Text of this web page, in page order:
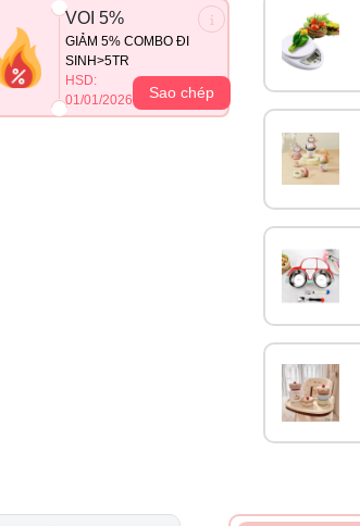
VOI 5%
GIẢM 5% COMBO ĐI
SINH>5TR
HSD:
01/01/2026
Sao chép